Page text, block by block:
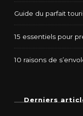
Guide du parfait
15 essentiels pour
10 raisons de
Derniers